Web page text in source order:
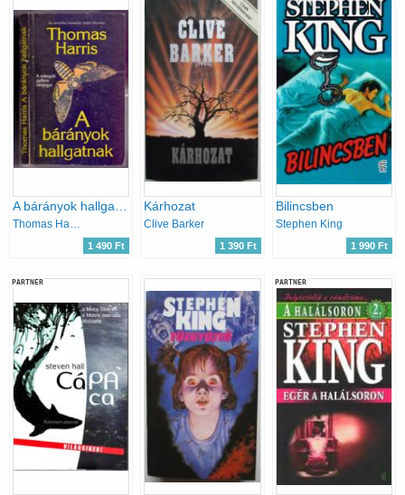
A bárányok hallgatnak
Thomas Harris
1 490 Ft
Kárhozat
Clive Barker
1 390 Ft
Bilincsben
Stephen King
1 990 Ft
PARTNER PARTNER